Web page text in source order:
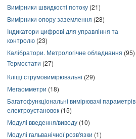
Вимірники швидкості потоку (21)
Вимірники опору заземлення (28)
Індикатори цифрові для управління та
контролю (23)
Калібратори. Метрологічне обладнання (95)
Термостати (27)
Кліщі струмовимірювальні (29)
Мегаомметри (18)
Багатофункціональні вимірювачі параметрів
електроустановок (15)
Модулі введення/виводу (10)
Модулі гальванічної розв'язки (1)